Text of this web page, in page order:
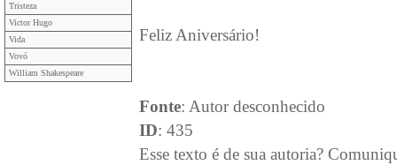
Tristeza
Victor Hugo
Vida
Vovó
William Shakespeare
Feliz Aniversário!
Fonte: Autor desconhecido
ID: 435
Esse texto é de sua autoria?